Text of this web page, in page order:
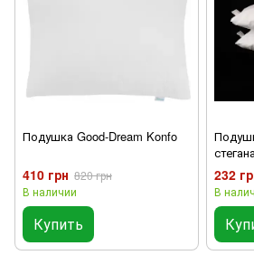
Подушка Good-Dream Konfo
410 грн 820 грн
В наличии
Купить
232
В